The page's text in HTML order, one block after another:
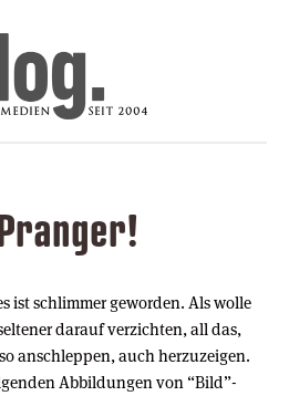
ist schlimmer geworden. Als wolle
darauf verzichten, all das,
anschleppen, auch herzuzeigen.
Abbildungen von “Bild”-